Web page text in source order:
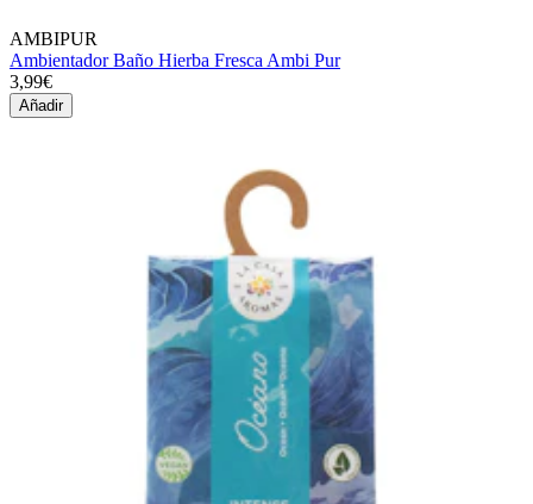
AMBIPUR
Ambientador Baño Hierba Fresca Ambi Pur
3,99€
Añadir